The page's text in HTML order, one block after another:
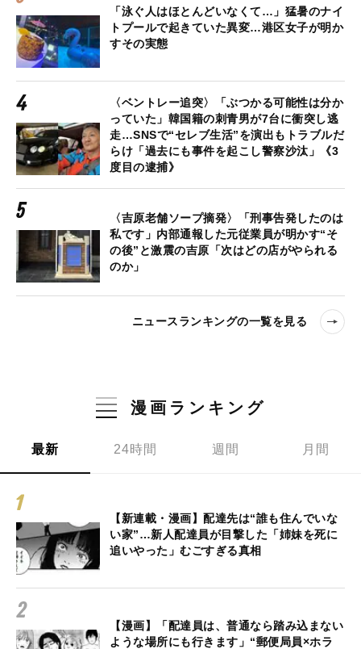
「泳ぐ人はほとんどいなくて…」猛暑のナイ
トプールで起きていた異変…港区女子が明か
すその実態
〈ベントレー追突〉「ぶつかる可能性は分か
っていた」韓国籍の刺青男が7台に衝突し逃
走…SNSで“セレブ生活”を演出もトラブルだ
らけ「過去にも事件を起こし警察沙汰」《3
度目の逮捕》
〈吉原老舗ソープ摘発〉「刑事告発したのは
私です」内部通報した元従業員が明かす“そ
の後”と激震の吉原「次はどの店がやられる
のか」
ニュースランキングの一覧を見る
漫画ランキング
最新 24時間 週間 月間
【新連載・漫画】配達先は“誰も住んでいな
い家”…新人配達員が目撃した「姉妹を死に
追いやった」むごすぎる真相
【漫画】「配達員は、普通なら踏み込まない
ような場所にも行きます」“郵便局員×ホラ